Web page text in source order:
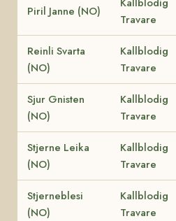
Piril Janne (NO)
Travare
Reinli Svarta
(NO)
Kallblodig
Travare
Sjur Gnisten
(NO)
Kallblodig
Travare
Stjerne Leika
(NO)
Kallblodig
Travare
Stjerneblesi
(NO)
Kallblodig
Travare